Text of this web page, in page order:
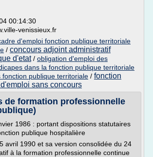
00:14:30
venissieux.fr
d'emploi fonction publique territoriale
/ concours adjoint administratif
d'etat/ obligation d'emploi des
dans la fonction publique territoriale
fonction publique territoriale / fonction
sans concours
de formation professionnelle
1986 : portant dispositions statutaires
publique hospitalière
avril 1990 et sa version consolidée du 24
à la formation professionnelle continue